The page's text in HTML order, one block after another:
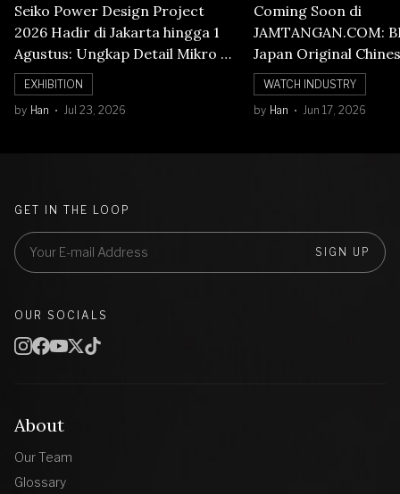
Seiko Power Design Project
2026 Hadir di Jakarta hingga 1
Agustus: Ungkap Detail Mikro di
Balik Seni Watchmaking
EXHIBITION
by Han Jul 23, 2026
Coming Soon di
JAMTANGAN.COM:
Japan Original
Numerals Watch
WATCH INDUSTRY
by Han Jun 17, 2026
About
Our Team
Glossary
GET IN THE LOOP
SIGN UP
OUR SOCIALS